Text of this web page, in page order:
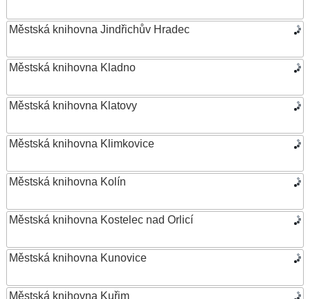
Městská knihovna Jindřichův Hradec
Městská knihovna Kladno
Městská knihovna Klatovy
Městská knihovna Klimkovice
Městská knihovna Kolín
Městská knihovna Kostelec nad Orlicí
Městská knihovna Kunovice
Městská knihovna Kuřim